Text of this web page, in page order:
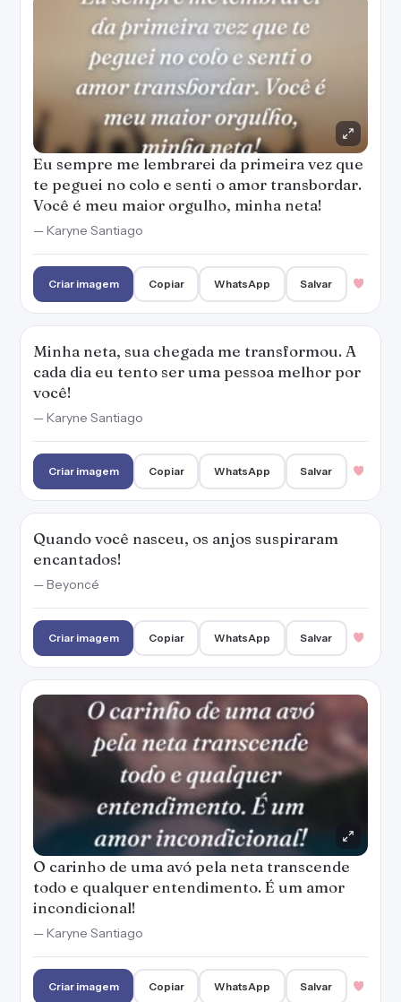
Eu sempre me lembrarei da primeira vez que
te peguei no colo e senti o amor transbordar.
Você é meu maior orgulho, minha neta!
— Karyne Santiago
Criar imagem Copiar WhatsApp Salvar
Minha neta, sua chegada me transformou. A
cada dia eu tento ser uma pessoa melhor por
você!
— Karyne Santiago
Criar imagem Copiar WhatsApp Salvar
Quando você nasceu, os anjos suspiraram
encantados!
— Beyoncé
Criar imagem Copiar WhatsApp Salvar
O carinho de uma avó pela neta transcende
todo e qualquer entendimento. É um amor
incondicional!
— Karyne Santiago
Criar imagem Copiar WhatsApp Salvar